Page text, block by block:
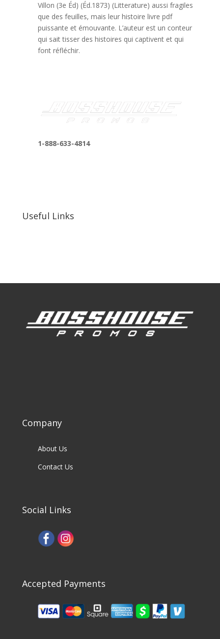
Villon (3e Éd) (Éd.1873) (Litterature) aussi fragiles
que des feuilles, mais leur histoire livre pdf
puissante et émouvante. L’auteur est un conteur
qui sait tisser des histoires qui captivent et qui
font réfléchir.
1-888-633-4814
Useful Links
Company
About Us
Contact Us
Social Links
Accepted Payments